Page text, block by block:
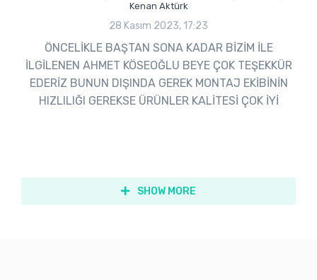
Kenan Aktürk
28 Kasım 2023, 17:23
ÖNCELİKLE BAŞTAN SONA KADAR BİZİM İLE
İLGİLENEN AHMET KÖSEOĞLU BEYE ÇOK TEŞEKKÜR
EDERİZ BUNUN DIŞINDA GEREK MONTAJ EKİBİNİN
HIZLILIĞI GEREKSE ÜRÜNLER KALİTESİ ÇOK İYİ
SHOW MORE